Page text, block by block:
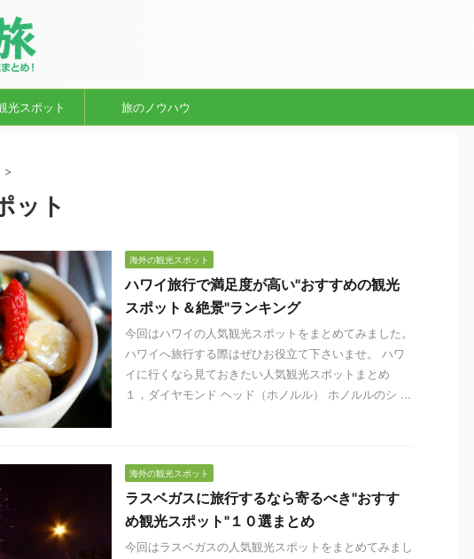
光スポット 旅のノウハウ
>
ット
海外の観光スポット
ハワイ旅行で満足度が高い"おすすめの観光
スポット＆絶景"ランキング
今回はハワイの人気観光スポットをまとめてみました。
ハワイへ旅行する際はぜひお役立て下さいませ。 ハワ
イに行くなら見ておきたい人気観光スポットまとめ
１，ダイヤモンド ヘッド（ホノルル） ホノルルのシ ...
海外の観光スポット
ラスベガスに旅行するなら寄るべき"おすす
め観光スポット"１０選まとめ
今回はラスベガスの人気観光スポットをまとめてみまし